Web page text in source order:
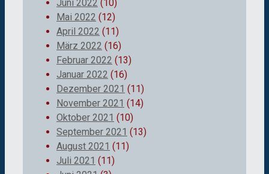
Juni 2022 (10)
Mai 2022 (12)
April 2022 (11)
März 2022 (16)
Februar 2022 (13)
Januar 2022 (16)
Dezember 2021 (11)
November 2021 (14)
Oktober 2021 (10)
September 2021 (13)
August 2021 (11)
Juli 2021 (11)